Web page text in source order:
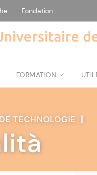
Fondation
FORMATION
TECHNOLOGIE |